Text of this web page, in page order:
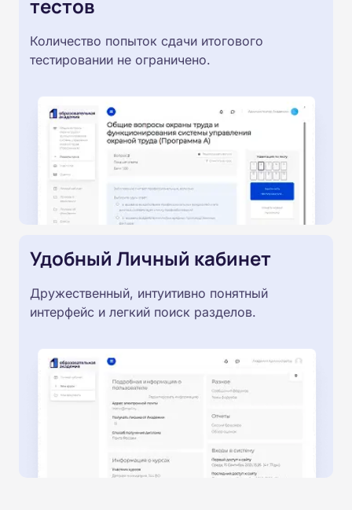
тестов
Количество попыток сдачи итогового
тестировании не ограничено.
Удобный Личный кабинет
Дружественный, интуитивно понятный
интерфейс и легкий поиск разделов.